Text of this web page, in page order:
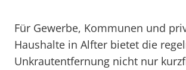
Für Gewerbe, Kommunen und
Haushalte in Alfter bietet die
Unkrautentfernung nicht nur